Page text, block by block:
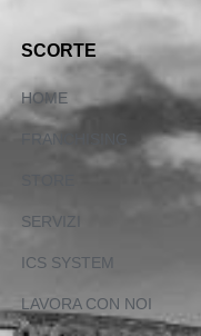
SCORTE
HOME
FRANCHISING
SERVIZI
ICS SYSTEM
LAVORA CON NOI